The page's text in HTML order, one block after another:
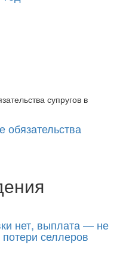
нет, выплата — не
селлеров